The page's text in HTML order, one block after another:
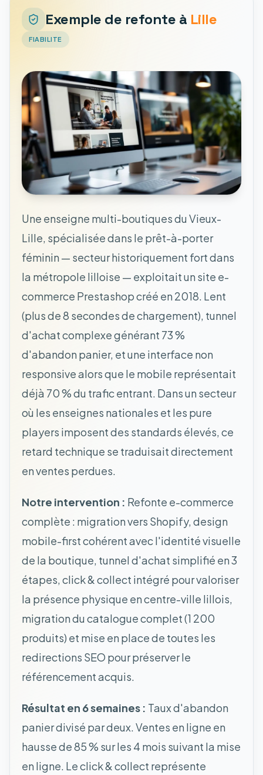
Exemple de refonte à Lille
FIABILITE
Une enseigne multi-boutiques du Vieux-
Lille, spécialisée dans le prêt-à-porter
féminin — secteur historiquement fort dans
la métropole lilloise — exploitait un site e-
commerce Prestashop créé en 2018. Lent
(plus de 8 secondes de chargement), tunnel
d'achat complexe générant 73 %
d'abandon panier, et une interface non
responsive alors que le mobile représentait
déjà 70 % du trafic entrant. Dans un secteur
où les enseignes nationales et les pure
players imposent des standards élevés, ce
retard technique se traduisait directement
en ventes perdues.
Notre intervention : Refonte e-commerce
complète : migration vers Shopify, design
mobile-first cohérent avec l'identité visuelle
de la boutique, tunnel d'achat simplifié en 3
étapes, click & collect intégré pour valoriser
la présence physique en centre-ville lillois,
migration du catalogue complet (1 200
produits) et mise en place de toutes les
redirections SEO pour préserver le
référencement acquis.
Résultat en 6 semaines : Taux d'abandon
panier divisé par deux. Ventes en ligne en
hausse de 85 % sur les 4 mois suivant la mise
en ligne. Le click & collect représente